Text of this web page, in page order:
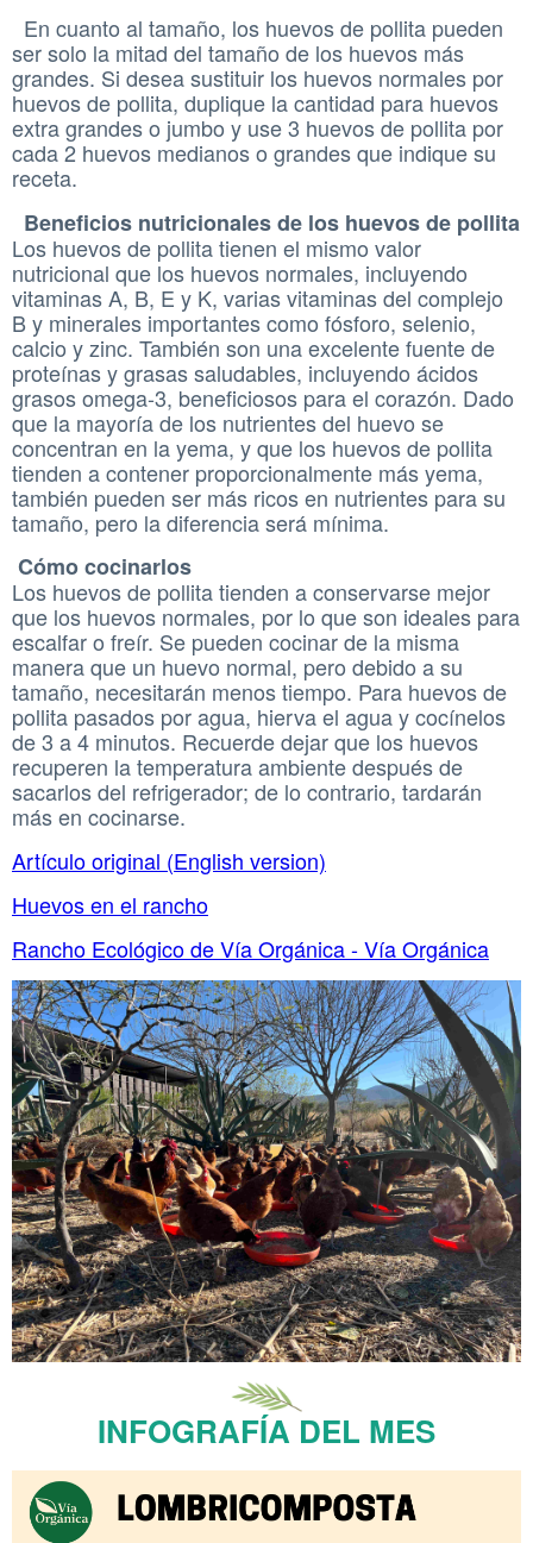
En cuanto al tamaño, los huevos de pollita pueden
ser solo la mitad del tamaño de los huevos más
grandes. Si desea sustituir los huevos normales por
huevos de pollita, duplique la cantidad para huevos
extra grandes o jumbo y use 3 huevos de pollita por
cada 2 huevos medianos o grandes que indique su
receta.
Beneficios nutricionales de los huevos de pollita
Los huevos de pollita tienen el mismo valor
nutricional que los huevos normales, incluyendo
vitaminas A, B, E y K, varias vitaminas del complejo
B y minerales importantes como fósforo, selenio,
calcio y zinc. También son una excelente fuente de
proteínas y grasas saludables, incluyendo ácidos
grasos omega-3, beneficiosos para el corazón. Dado
que la mayoría de los nutrientes del huevo se
concentran en la yema, y ​​que los huevos de pollita
tienden a contener proporcionalmente más yema,
también pueden ser más ricos en nutrientes para su
tamaño, pero la diferencia será mínima.
Cómo cocinarlos
Los huevos de pollita tienden a conservarse mejor
que los huevos normales, por lo que son ideales para
escalfar o freír. Se pueden cocinar de la misma
manera que un huevo normal, pero debido a su
tamaño, necesitarán menos tiempo. Para huevos de
pollita pasados ​​por agua, hierva el agua y cocínelos
de 3 a 4 minutos. Recuerde dejar que los huevos
recuperen la temperatura ambiente después de
sacarlos del refrigerador; de lo contrario, tardarán
más en cocinarse.
Artículo original (English version)
Huevos en el rancho
Rancho Ecológico de Vía Orgánica - Vía Orgánica
INFOGRAFÍA DEL MES